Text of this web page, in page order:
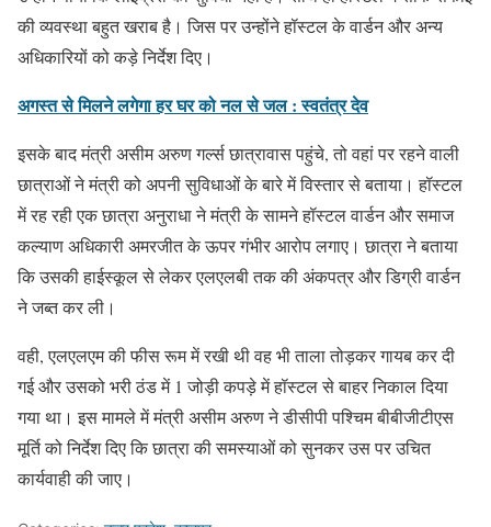
की व्यवस्था बहुत खराब है। जिस पर उन्होंने हॉस्टल के वार्डन और अन्य
अधिकारियों को कड़े निर्देश दिए।
अगस्त से मिलने लगेगा हर घर को नल से जल : स्वतंत्र देव
इसके बाद मंत्री असीम अरुण गर्ल्स छात्रावास पहुंचे, तो वहां पर रहने वाली
छात्राओं ने मंत्री को अपनी सुविधाओं के बारे में विस्तार से बताया। हॉस्टल
में रह रही एक छात्रा अनुराधा ने मंत्री के सामने हॉस्टल वार्डन और समाज
कल्याण अधिकारी अमरजीत के ऊपर गंभीर आरोप लगाए। छात्रा ने बताया
कि उसकी हाईस्कूल से लेकर एलएलबी तक की अंकपत्र और डिग्री वार्डन
ने जब्त कर ली।
वही, एलएलएम की फीस रूम में रखी थी वह भी ताला तोड़कर गायब कर दी
गई और उसको भरी ठंड में 1 जोड़ी कपड़े में हॉस्टल से बाहर निकाल दिया
गया था। इस मामले में मंत्री असीम अरुण ने डीसीपी पश्चिम बीबीजीटीएस
मूर्ति को निर्देश दिए कि छात्रा की समस्याओं को सुनकर उस पर उचित
कार्यवाही की जाए।